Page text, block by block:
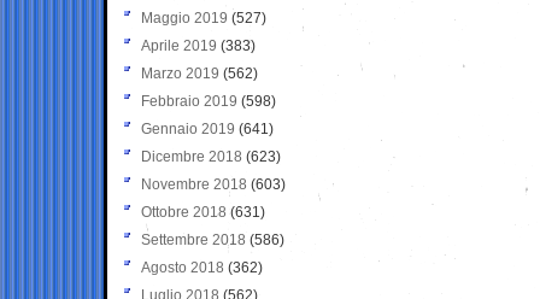
Maggio 2019 (527)
Aprile 2019 (383)
Marzo 2019 (562)
Febbraio 2019 (598)
Gennaio 2019 (641)
Dicembre 2018 (623)
Novembre 2018 (603)
Ottobre 2018 (631)
Settembre 2018 (586)
Agosto 2018 (362)
Luglio 2018 (562)